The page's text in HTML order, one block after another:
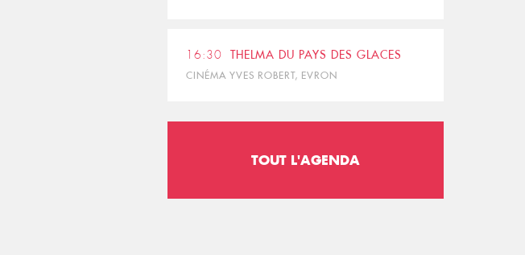
16:30 THELMA DU PAYS DES GLACES
CINÉMA YVES ROBERT, EVRON
TOUT L'AGENDA